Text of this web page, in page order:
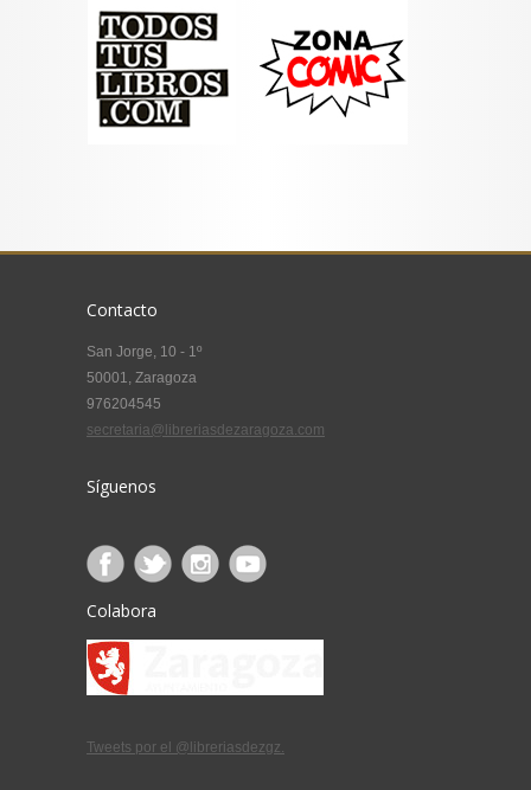
Contacto
San Jorge, 10 - 1º
50001, Zaragoza
976204545
secretaria@libreriasdezaragoza.com
Síguenos
Colabora
Tweets por el @libreriasdezgz.